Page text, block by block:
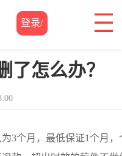
登录/
了怎么办？
了怎么办？
3个月， 最低保证1个月